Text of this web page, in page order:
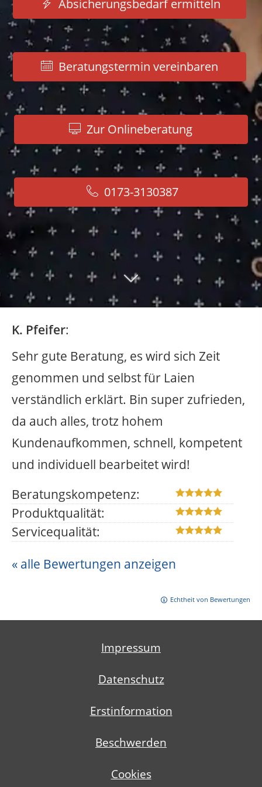
Absicherungsbedarf ermitteln
Beratungstermin vereinbaren
Zur Onlineberatung
0173-3130387
Schnelltest - Jetzt gleich
selbst checken!
K. Pfeifer:
Sehr gute Beratung, es wird sich Zeit
genommen und selbst für Laien
verständlich erklärt. Bin super zufrieden,
da auch alles, trotz hohem
Kundenaufkommen, schnell, kompetent
und individuell bearbeitet wird!
Beratungskompetenz:
Produktqualität:
Servicequalität:
« alle Bewertungen anzeigen
Echtheit von Bewertungen
Impressum
Datenschutz
Erstinformation
Beschwerden
Cookies